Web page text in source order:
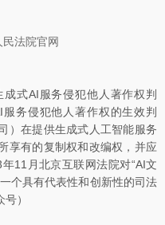
法院官网
式AI服务侵犯他人著作权判
务侵犯他人著作权的生效判
）在提供生成式人工智能服务
享有的复制权和改编权，并应
11月北京互联网法院对“AI文
个具有代表性和创新性的司法
）